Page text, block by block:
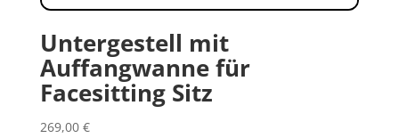
Untergestell mit
Auffangwanne für
Facesitting Sitz
269,00 €